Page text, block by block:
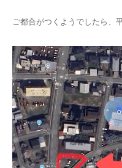
ご都合がつくようでしたら、